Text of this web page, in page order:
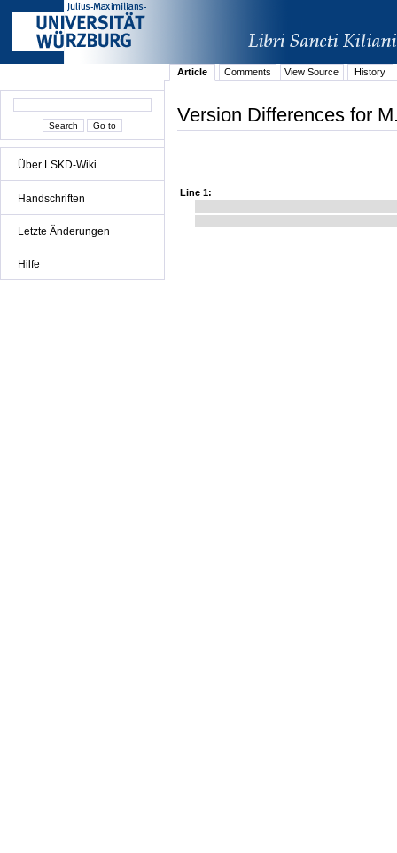
Über LSKD-Wiki
Handschriften
Letzte Änderungen
Hilfe
Article Comments View Source History
Version Differences for
Line 1: